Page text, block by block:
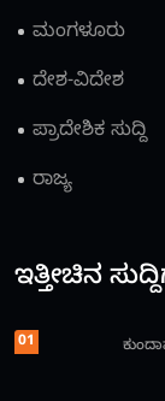
ಮಂಗಳೂರು
ದೇಶ-ವಿದೇಶ
ಪ್ರಾದೇಶಿಕ ಸುದ್ದಿ
ರಾಜ್ಯ
ಇತ್ತೀಚಿನ
01